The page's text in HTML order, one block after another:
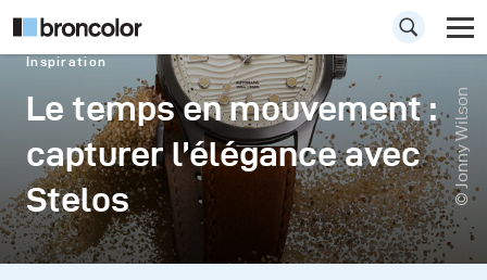
Inspiration
Le temps en mouvement :
capturer l’élégance avec
Stelos
© Jonny Wilson